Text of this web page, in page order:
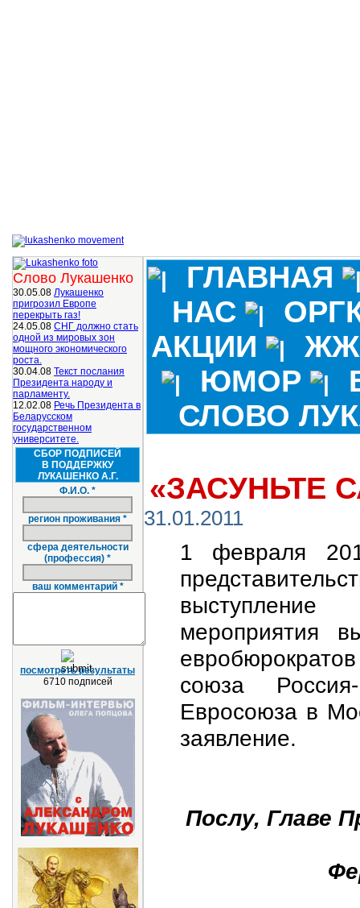
Слово Лукашенко
30.05.08 Лукашенко
пригрозил Европе
перекрыть газ!
24.05.08 СНГ должно стать
одной из мировых зон
мощного экономического
роста.
30.04.08 Текст послания
Президента народу и
парламенту.
12.02.08 Речь Президента в
Беларусском
государственном
университете.
СБОР ПОДПИСЕЙ
В ПОДДЕРЖКУ
ЛУКАШЕНКО А.Г.
Ф.И.О. *
регион проживания *
сфера деятельности
(профессия) *
ваш комментарий *
посмотреть результаты
6710 подписей
ГЛАВНАЯ
НАС
АКЦИИ
ЖЖ
ЮМОР
СЛОВО
«ЗАСУНЬТЕ
31.01.2011
1 февраля
выступление
мероприятия
союза
Евросоюза в
заявление.
Послу, Главе